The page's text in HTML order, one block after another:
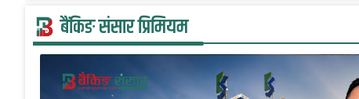
बैंकिङ संसार प्रिमियम